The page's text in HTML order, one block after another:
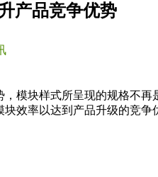
产品竞争优势
模块样式所呈现的规格不
效率以达到产品升级的竞争